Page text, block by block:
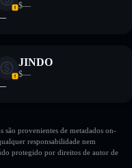
$—
JINDO
$—
são provenientes de metadados on-
responsabilidade nem
protegido por direitos de autor de